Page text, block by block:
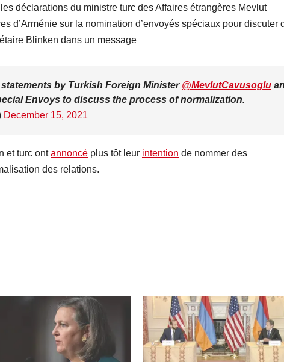
déclarations du ministre turc des Affaires étrangères Mevlut
d’Arménie sur la nomination d’envoyés spéciaux pour discuter
Blinken dans un message
by Turkish Foreign Minister @MevlutCavusoglu
Envoys to discuss the process of normalization.
December 15, 2021
et turc ontannoncé plus tôt leur intention de nommer des
des relations.